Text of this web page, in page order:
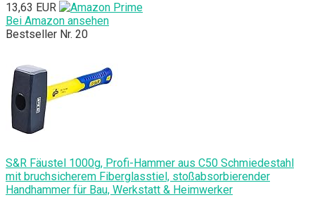
13,63 EUR
Bei Amazon ansehen
Bestseller Nr. 20
S&R Fäustel 1000g, Profi-Hammer aus C50 Schmiedestahl
mit bruchsicherem Fiberglasstiel, stoßabsorbierender
Handhammer für Bau, Werkstatt & Heimwerker